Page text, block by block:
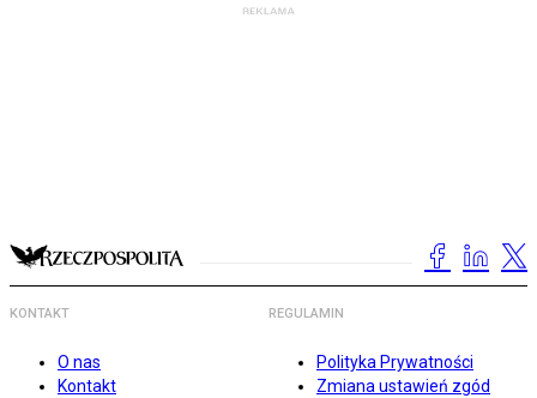
KONTAKT
O nas
Kontakt
REGULAMIN
Polityka Prywatności
Zmiana ustawień zgód